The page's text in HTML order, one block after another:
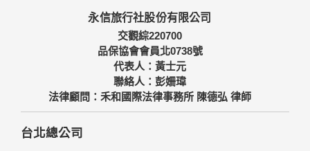
永信旅行社股份有限公司
交觀綜220700
品保協會會員北0738號
代表人：黃士元
聯絡人：彭姍瑋
法律顧問：禾和國際法律事務所 陳德弘 律師
台北總公司